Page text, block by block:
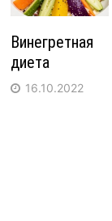
Винегретная
диета
16.10.2022